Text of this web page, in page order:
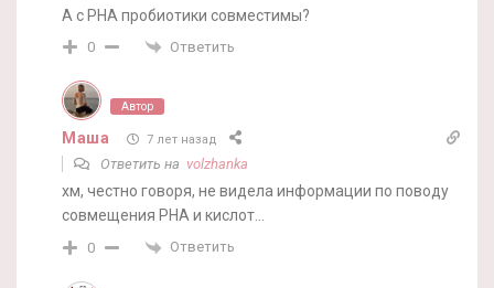
А с РНА пробиотики совместимы?
0 Ответить
Автор
Маша 7 лет назад
Ответить на volzhanka
хм, честно говоря, не видела информации по поводу
совмещения PHA и кислот…
0 Ответить